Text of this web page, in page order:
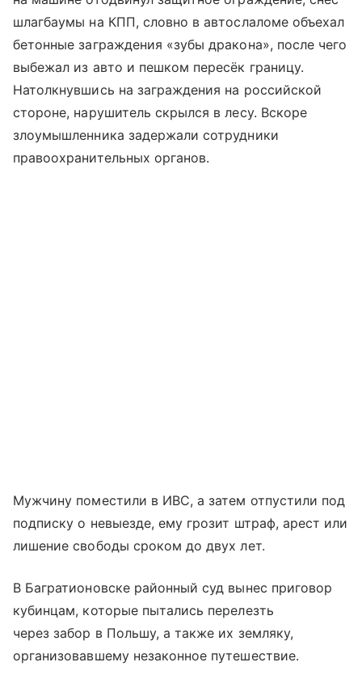
шлагбаумы на КПП, словно в автослаломе объехал
бетонные заграждения «зубы дракона», после чего
выбежал из авто и пешком пересёк границу.
Натолкнувшись на заграждения на российской
стороне, нарушитель скрылся в лесу. Вскоре
злоумышленника задержали сотрудники
правоохранительных органов.
Мужчину поместили в ИВС, а затем отпустили под
подписку о невыезде, ему грозит штраф, арест или
лишение свободы сроком до двух лет.
В Багратионовске районный суд вынес приговор
кубинцам, которые пытались перелезть
через забор в Польшу, а также их земляку,
организовавшему незаконное путешествие.